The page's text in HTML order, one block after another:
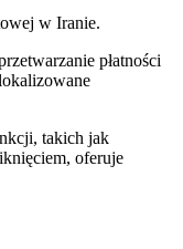
w Iranie.
płatności
takich jak
oferuje